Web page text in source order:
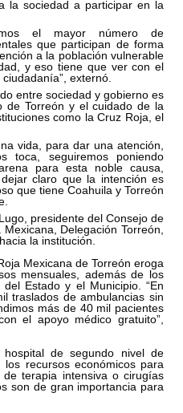
la sociedad a participar en la
el mayor número de
que participan de forma
a la población vulnerable
y eso tiene que ver con el
externó.
entre sociedad y gobierno es
de Torreón y el cuidado de la
como la Cruz Roja, el
vida, para dar una atención,
seguiremos poniendo
para esta noble causa,
claro que la intención es
que tiene Coahuila y Torreón
presidente del Consejo de
Delegación Torreón,
la institución.
Mexicana de Torreón eroga
mensuales, además de los
Estado y el Municipio. “En
traslados de ambulancias sin
más de 40 mil pacientes
el apoyo médico gratuito”,
de segundo nivel de
recursos económicos para
terapia intensiva o cirugías
son de gran importancia para